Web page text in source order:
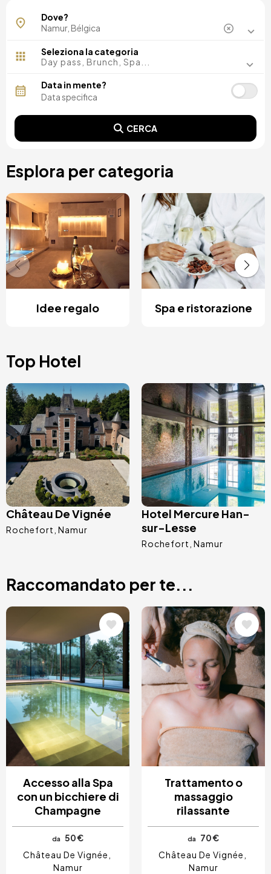
Rochefort
Dove?
Seleziona la categoria
Day pass, Brunch, Spa...
Data in mente?
CERCA
Esplora per categoria
Idee regalo Spa e ristorazione
Top Hotel
Immagine
Château De Vignée
Rochefort Namur
Immagine
Hotel Mercure Han-
sur-Lesse
Rochefort Namur
Raccomandato per te...
Immagine
Accesso alla Spa
con un bicchiere di
Champagne
da 50 €
Château De Vignée
Namur
Immagine
Trattamento o
massaggio
rilassante
da
70 €
Château De Vignée
Namur